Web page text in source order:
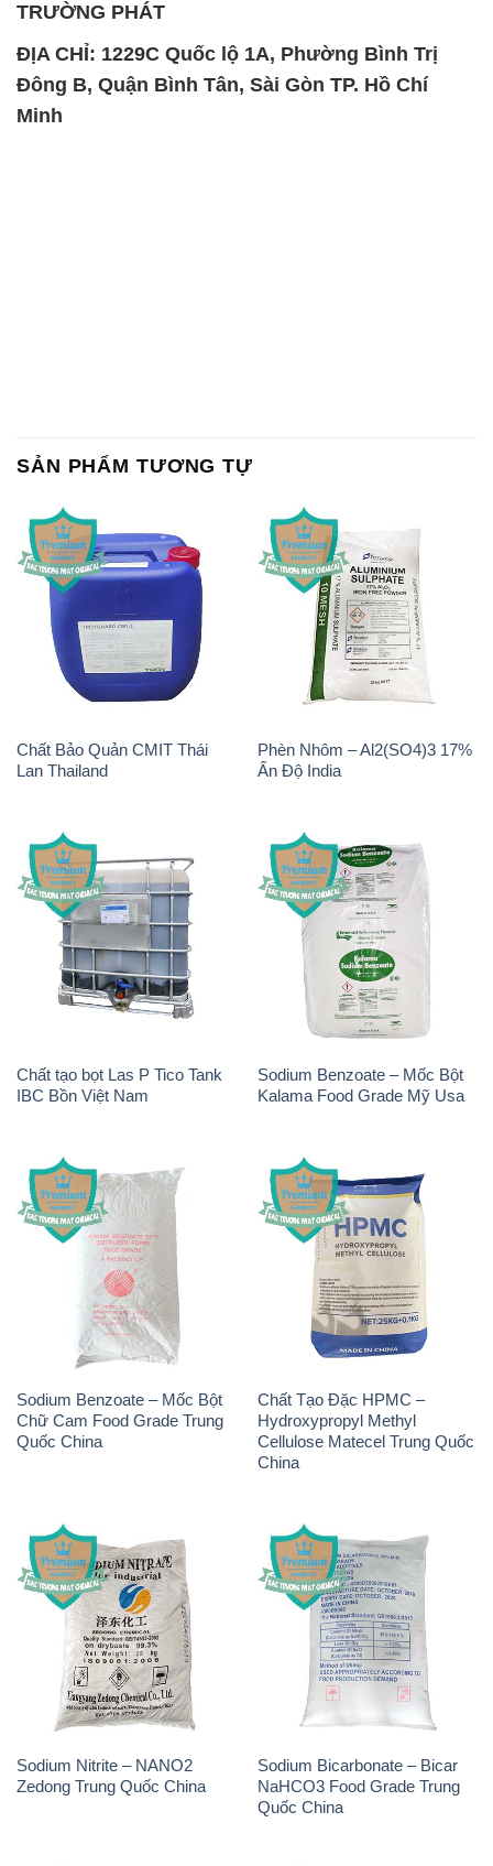
TRƯỜNG PHÁT
ĐỊA CHỈ: 1229C Quốc lộ 1A, Phường Bình Trị
Đông B, Quận Bình Tân, Sài Gòn TP. Hồ Chí
Minh
SẢN PHẨM TƯƠNG TỰ
Chất Bảo Quản CMIT Thái
Lan Thailand
Phèn Nhôm – Al2(SO4)3 17%
Ấn Độ India
Chất tạo bọt Las P Tico Tank
IBC Bồn Việt Nam
Sodium Benzoate – Mốc Bột
Kalama Food Grade Mỹ Usa
Sodium Benzoate – Mốc Bột
Chữ Cam Food Grade Trung
Quốc China
Chất Tạo Đặc HPMC –
Hydroxypropyl Methyl
Cellulose Matecel Trung Quốc
China
Sodium Nitrite – NANO2
Zedong Trung Quốc China
Sodium Bicarbonate – Bicar
NaHCO3 Food Grade Trung
Quốc China